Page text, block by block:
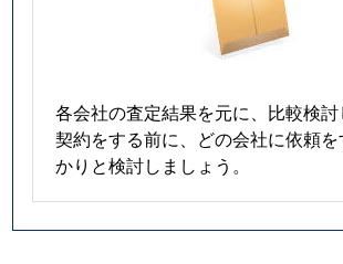
各会社の査定結果を元に、比較検討
契約をする前に、どの会社に依頼を
かりと検討しましょう。